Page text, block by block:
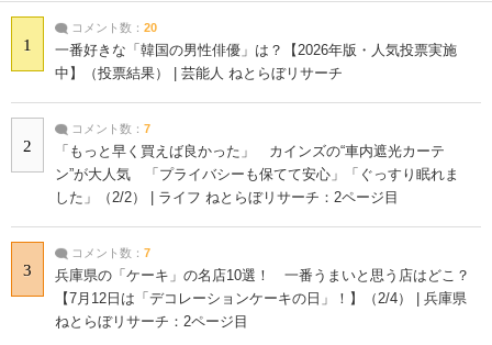
1
コメント数： 20
一番好きな「韓国の男性俳優」は？【2026年版・人気投票実施
中】（投票結果） | 芸能人 ねとらぼリサーチ
2
コメント数： 7
「もっと早く買えば良かった」 カインズの“車内遮光カーテ
ン”が大人気 「プライバシーも保てて安心」「ぐっすり眠れま
した」（2/2） | ライフ ねとらぼリサーチ：2ページ目
3
コメント数： 7
兵庫県の「ケーキ」の名店10選！ 一番うまいと思う店はどこ？
【7月12日は「デコレーションケーキの日」！】（2/4） | 兵庫県
ねとらぼリサーチ：2ページ目